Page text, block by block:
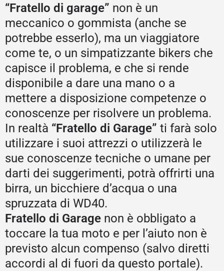
“Fratello di garage” non è un
meccanico o gommista (anche se
potrebbe esserlo), ma un viaggiatore
come te, o un simpatizzante bikers che
capisce il problema, e che si rende
disponibile a dare una mano o a
mettere a disposizione competenze o
conoscenze per risolvere un problema.
In realtà “Fratello di Garage” ti farà solo
utilizzare i suoi attrezzi o utilizzerà le
sue conoscenze tecniche o umane per
darti dei suggerimenti, potrà offrirti una
birra, un bicchiere d’acqua o una
spruzzata di WD40.
Fratello di Garage non è obbligato a
toccare la tua moto e per l’aiuto non è
previsto alcun compenso (salvo diretti
accordi al di fuori da questo portale).